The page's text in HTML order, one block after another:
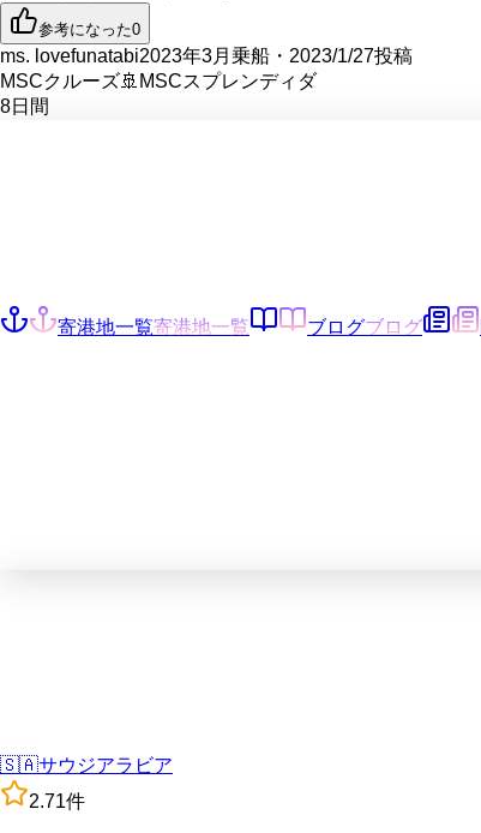
参考になった0
ms. lovefunatabi2023年3月乗船・2023/1/27投稿
MSCクルーズ🚢 MSCスプレンディダ
8日間
寄港地一覧寄港地一覧 ブログブログ
🇸🇦サウジアラビア
2.71件